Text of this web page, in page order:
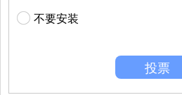
不要安装
投票